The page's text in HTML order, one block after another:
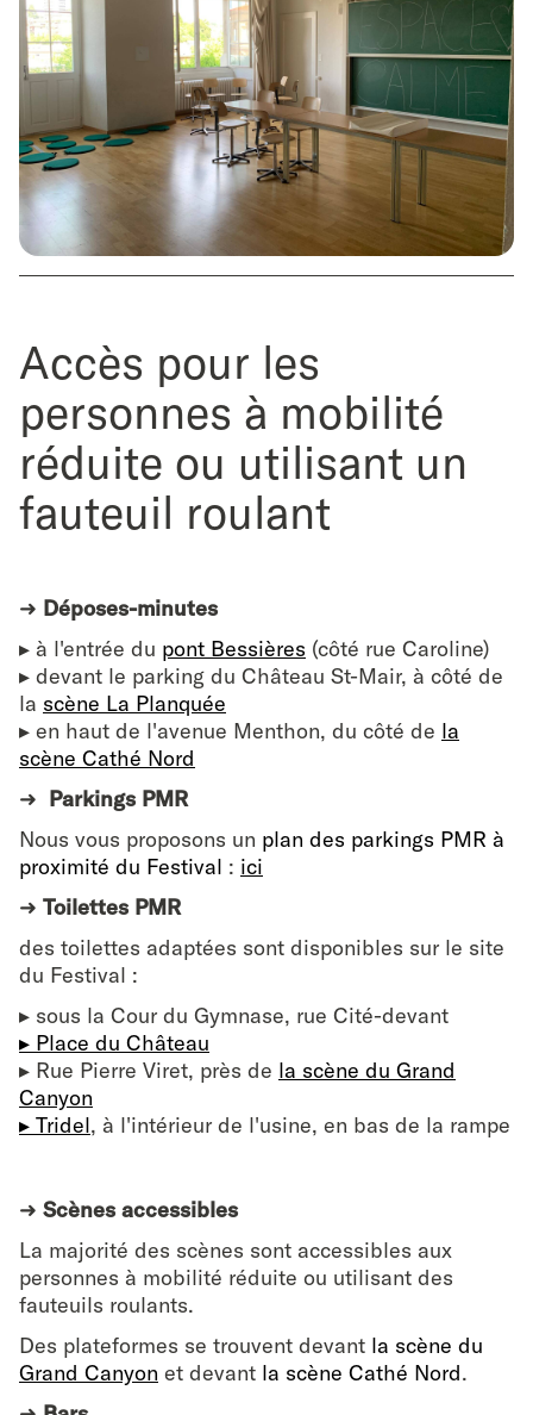
Accès pour les
personnes à mobilité
réduite ou utilisant un
fauteuil roulant
➜ Déposes-minutes
▸ à l'entrée du pont Bessières (côté rue Caroline)
▸ devant le parking du Château St-Mair, à côté de
la scène La Planquée
▸ en haut de l'avenue Menthon, du côté de la
scène Cathé Nord
➜ Parkings PMR
Nous vous proposons un plan des parkings PMR à
proximité du Festival : ici
➜ Toilettes PMR
des toilettes adaptées sont disponibles sur le site
du Festival :
▸ sous la Cour du Gymnase, rue Cité-devant
▸ Place du Château
▸ Rue Pierre Viret, près de la scène du Grand
Canyon
▸ Tridel, à l'intérieur de l'usine, en bas de la rampe
➜ Scènes accessibles
La majorité des scènes sont accessibles aux
personnes à mobilité réduite ou utilisant des
fauteuils roulants.
Des plateformes se trouvent devant la scène du
Grand Canyon et devant la scène Cathé Nord.